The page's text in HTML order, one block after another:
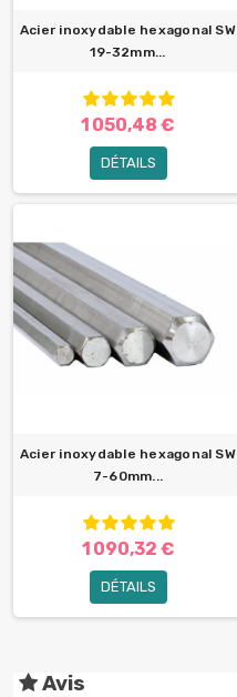
Acier inoxydable hexagonal SW
19-32mm...
1 050,48 €
DÉTAILS
Acier inoxydable hexagonal SW
7-60mm...
1 090,32 €
DÉTAILS
Avis